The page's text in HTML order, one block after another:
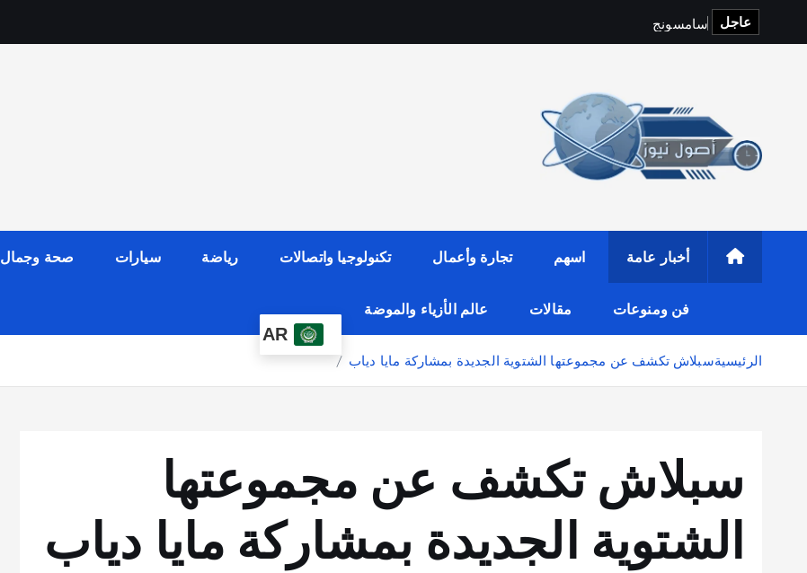
ى
عاجل سامسونج
أخبار عامة اسهم تجارة وأعمال تكنولوجيا واتصالات رياضة سيارات صحة وجمال
فن ومنوعات مقالات
عالم الأزياء والموضة
AR
الرئيسيةسبلاش تكشف عن مجموعتها الشتوية الجديدة بمشاركة مايا دياب
سبلاش تكشف عن مجموعتها
الشتوية الجديدة بمشاركة مايا دياب